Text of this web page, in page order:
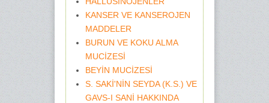
KANSER VE KANSEROJEN
MADDELER
BURUN VE KOKU ALMA
MUCİZESİ
BEYİN MUCİZESİ
S. SAKİ'NİN SEYDA (K.S.) VE
GAVS-I SANİ HAKKINDA